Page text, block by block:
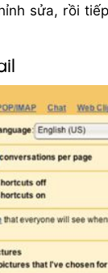
sửa, rồi